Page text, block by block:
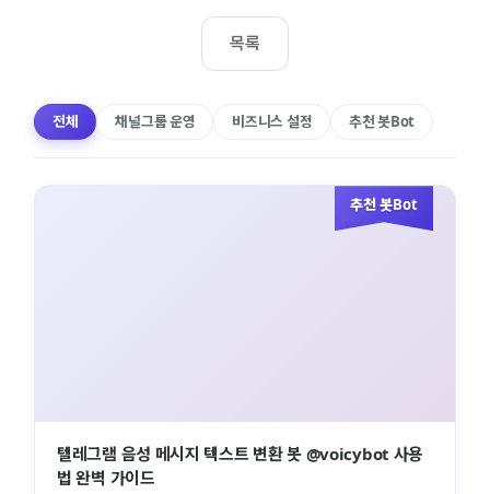
목록
전체 채널그룹 운영 비즈니스 설정 추천 봇Bot
추천 봇Bot
텔레그램 음성 메시지 텍스트 변환 봇 @voicybot 사용
법 완벽 가이드